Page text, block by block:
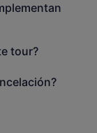
tour?